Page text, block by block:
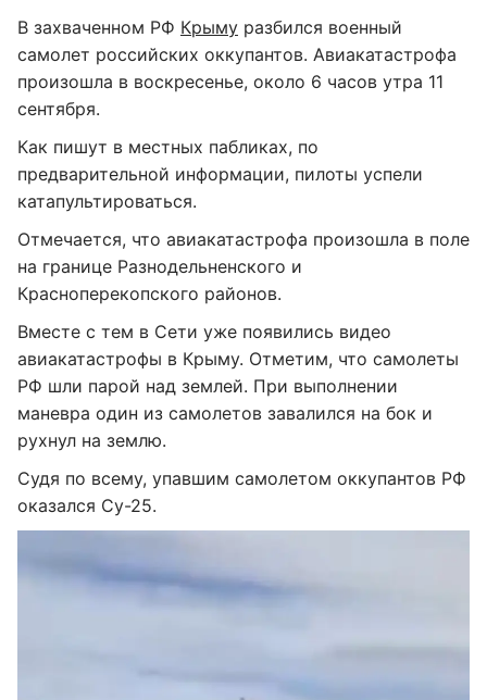
В захваченном РФ Крыму разбился военный
самолет российских оккупантов. Авиакатастрофа
произошла в воскресенье, около 6 часов утра 11
сентября.
Как пишут в местных пабликах, по
предварительной информации, пилоты успели
катапультироваться.
Отмечается, что авиакатастрофа произошла в поле
на границе Разнодельненского и
Красноперекопского районов.
Вместе с тем в Сети уже появились видео
авиакатастрофы в Крыму. Отметим, что самолеты
РФ шли парой над землей. При выполнении
маневра один из самолетов завалился на бок и
рухнул на землю.
Судя по всему, упавшим самолетом оккупантов РФ
оказался Су-25.